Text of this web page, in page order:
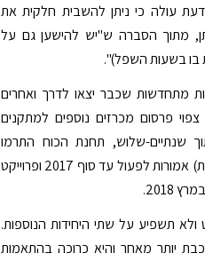
עולה כי ניתן להשבית חלקית את
מתוך הסברה ש"יש להישען גם על
בו בשעות השפל)".
מתחדשות שכבר יצאו לדרך ואחרים
פרסום מכרזים נוספים למתקנים
וואט) שיקומו תוך שנתיים-שלוש, תחנת הכוח התרמו
סולארית באשלים ותחנת נגב (120 מגה-וואט כל אחת) אמורות לפעול עד סוף 2017 ופרוייקט
כמעט ולא תשפיע על שתי היחידות הנוספות.
יותר מאחר והיא כרוכה בהתאמות